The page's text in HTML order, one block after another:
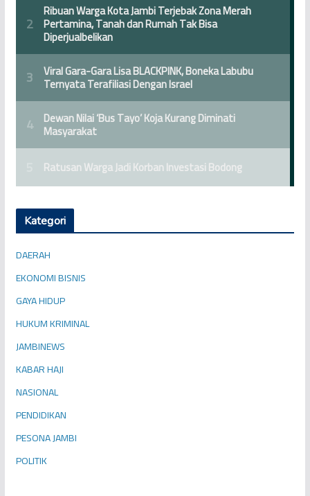
Kategori
DAERAH
EKONOMI BISNIS
GAYA HIDUP
HUKUM KRIMINAL
JAMBINEWS
KABAR HAJI
NASIONAL
PENDIDIKAN
PESONA JAMBI
POLITIK